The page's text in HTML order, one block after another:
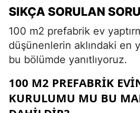
SIKÇA SORULAN
100 m2 prefabrik ev
düşünenlerin aklındaki en
bu bölümde yanıtlıyoruz.
100 M2 PREFABRIK
KURULUMU MU BU